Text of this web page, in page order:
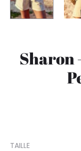
Sharon
TAILLE